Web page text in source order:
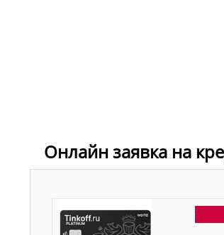
Онлайн заявка на